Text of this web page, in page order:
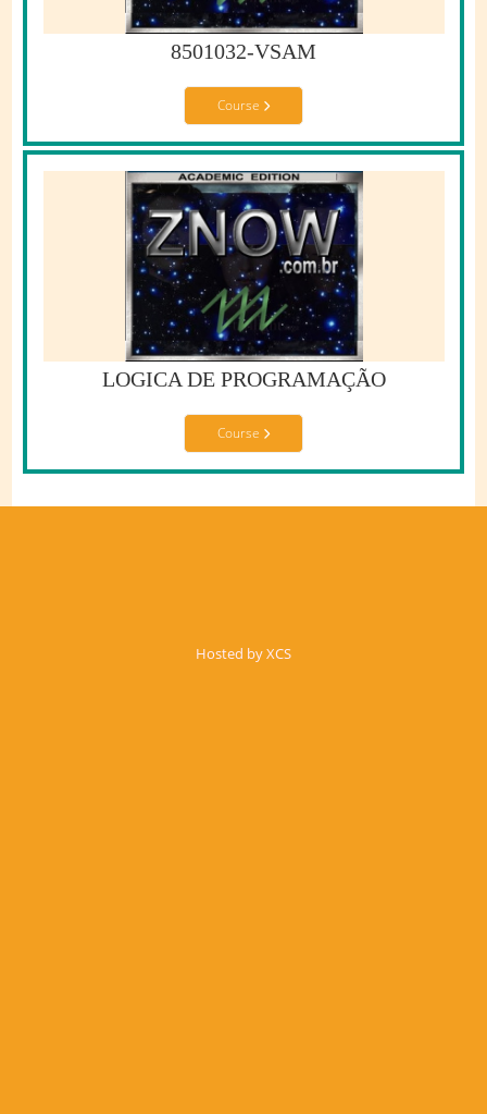
8501032-VSAM
Course
LOGICA DE PROGRAMAÇÃO
Course
Hosted by XCS